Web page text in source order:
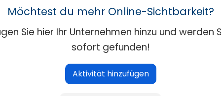
Möchtest du mehr Online-Sichtbarkeit?
Sie hier Ihr Unternehmen hinzu und werden
sofort gefunden!
Aktivität hinzufügen